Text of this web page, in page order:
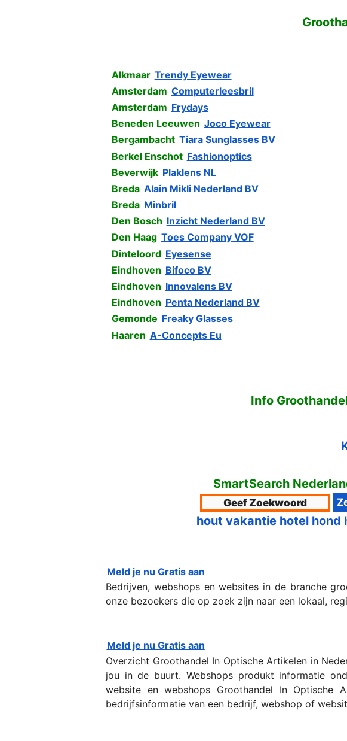
Alkmaar Trendy Eyewear
Amsterdam Computerleesbril
Amsterdam Frydays
Beneden Leeuwen Joco Eyewear
Bergambacht Tiara Sunglasses BV
Berkel Enschot Fashionoptics
Beverwijk Plaklens NL
Breda Alain Mikli Nederland BV
Breda Minbril
Den Bosch Inzicht Nederland BV
Den Haag Toes Company VOF
Dinteloord Eyesense
Eindhoven Bifoco BV
Eindhoven Innovalens BV
Eindhoven Penta Nederland BV
Gemonde Freaky Glasses
Haaren A-Concepts Eu
Info
SmartSearch
hout vakantie hotel hond
Meld je nu Gratis aan
Bedrijven, webshops en websites in de branche
onze bezoekers die op zoek zijn naar een lokaal,
Meld je nu Gratis aan
Overzicht Groothandel In Optische Artikelen in
jou in de buurt. Webshops produkt informatie
website en webshops Groothandel In Optische
bedrijfsinformatie van een bedrijf, webshop of